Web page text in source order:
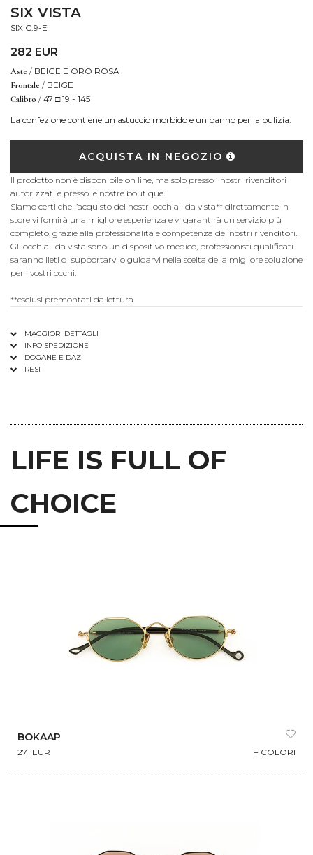
SIX VISTA
SIX C.9-E
282 EUR
Aste / BEIGE E ORO ROSA
Frontale / BEIGE
Calibro / 47 □ 19 - 145
La confezione contiene un astuccio morbido e un panno per la pulizia.
ACQUISTA IN NEGOZIO
Il prodotto non è disponibile on line, ma solo presso i nostri rivenditori
autorizzati e presso le nostre boutique.
Siamo certi che l’acquisto dei nostri occhiali da vista** direttamente in
store vi fornirà una migliore esperienza e vi garantirà un servizio più
completo, grazie alla professionalità e competenza dei nostri rivenditori.
Gli occhiali da vista sono un dispositivo medico, professionisti qualificati
saranno lieti di supportarvi o guidarvi nella scelta della migliore soluzione
per i vostri occhi.
**esclusi premontati da lettura
MAGGIORI DETTAGLI
INFO SPEDIZIONE
DOGANE E DAZI
RESI
LIFE IS FULL OF
CHOICE
BOKAAP
271 EUR + COLORI